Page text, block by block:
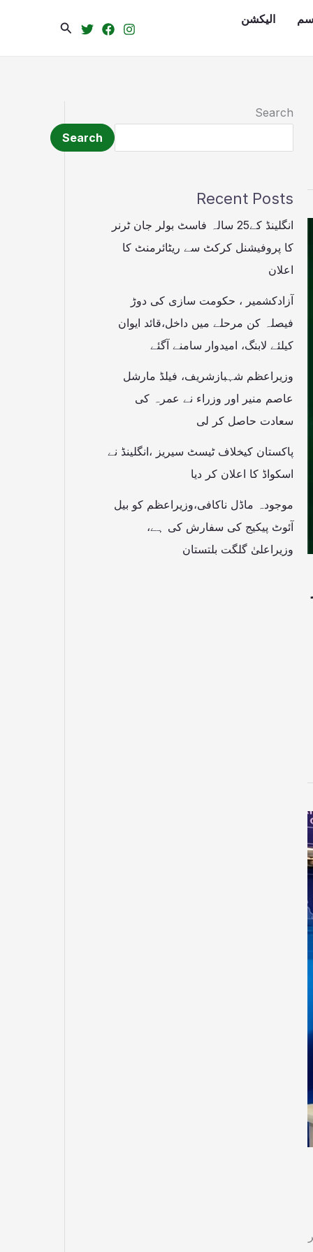
الیکشن Search
Search
Search
Recent Posts
انگلینڈ کے25 سالہ فاسٹ بولر جان ٹرنر
کا پروفیشنل کرکٹ سے ریٹائرمنٹ کا
اعلان
آزادکشمیر ، حکومت سازی کی دوڑ
فیصلہ کن مرحلے میں داخل،قائد ایوان
کیلئے لابنگ، امیدوار سامنے آگئے
وزیراعظم شہبازشریف، فیلڈ مارشل
عاصم منیر اور وزراء نے عمرہ کی
سعادت حاصل کر لی
پاکستان کیخلاف ٹیسٹ سیریز ،انگلینڈ نے
اسکواڈ کا اعلان کر دیا
موجودہ ماڈل ناکافی،وزیراعظم کو بیل
آئوٹ پیکیج کی سفارش کی ہے،
وزیراعلیٰ گلگت بلتستان